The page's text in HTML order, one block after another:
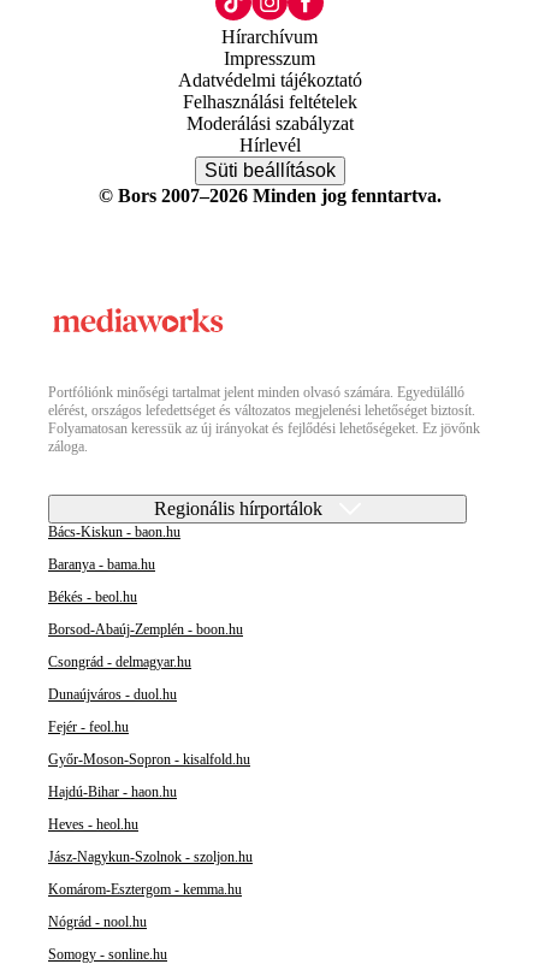
Hírarchívum
Impresszum
Adatvédelmi tájékoztató
Felhasználási feltételek
Moderálási szabályzat
Hírlevél
Süti beállítások
© Bors 2007–2026 Minden jog fenntartva.
Portfóliónk minőségi tartalmat jelent minden olvasó számára. Egyedülálló
elérést, országos lefedettséget és változatos megjelenési lehetőséget biztosít.
Folyamatosan keressük az új irányokat és fejlődési lehetőségeket. Ez jövőnk
záloga.
Regionális hírportálok
Bács-Kiskun - baon.hu
Baranya - bama.hu
Békés - beol.hu
Borsod-Abaúj-Zemplén - boon.hu
Csongrád - delmagyar.hu
Dunaújváros - duol.hu
Fejér - feol.hu
Győr-Moson-Sopron - kisalfold.hu
Hajdú-Bihar - haon.hu
Heves - heol.hu
Jász-Nagykun-Szolnok - szoljon.hu
Komárom-Esztergom - kemma.hu
Nógrád - nool.hu
Somogy - sonline.hu